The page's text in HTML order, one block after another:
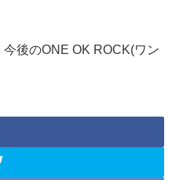
今後のONE OK ROCK(ワン